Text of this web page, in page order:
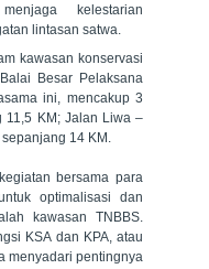
kelestarian
lintasan satwa.
kawasan konservasi
Besar Pelaksana
ini, mencakup 3
11,5 KM; Jalan Liwa –
14 KM.
bersama para
optimalisasi dan
kawasan TNBBS.
KSA dan KPA, atau
menyadari pentingnya